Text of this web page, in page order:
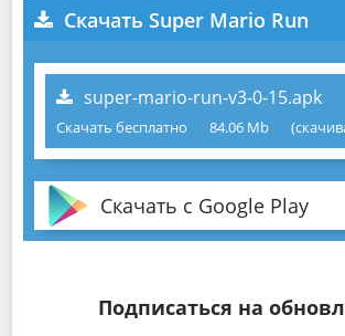
Скачать Super Mario Run
super-mario-run-v3-0-15.apk
Скачать бесплатно 84.06 Mb
Скачать с Google Play
Подписаться на